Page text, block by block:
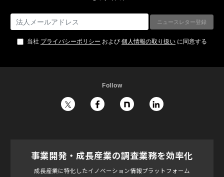
当社 プライバシーポリシー および 個人情報の取り扱い に同意する
Follow
事業開発・成長産業の調査業務を効率化
成長産業に特化したイノベーション情報プラットフォーム